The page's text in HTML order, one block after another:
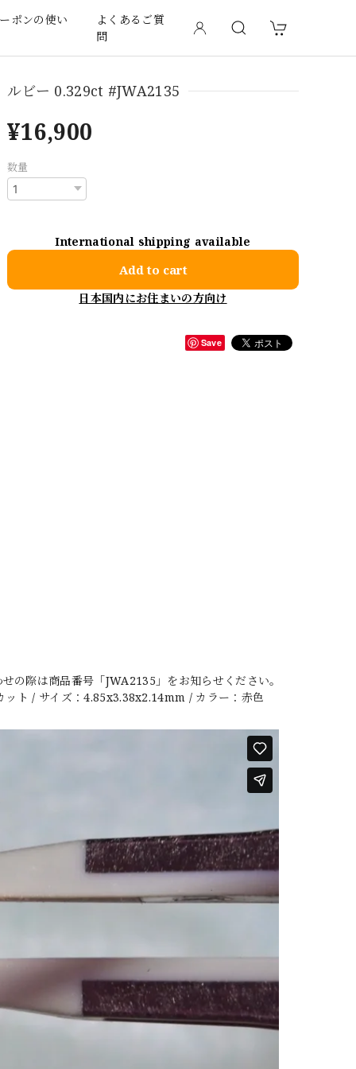
ポンの使い
よくあるご質
問
ルビー 0.329ct #JWA2135
¥16,900
数量
International shipping available
Add to cart
日本国内にお住まいの方向け
Save
の際は商品番号「JWA2135」をお知らせください。
ト / サイズ：4.85x3.38x2.14mm / カラー：赤色